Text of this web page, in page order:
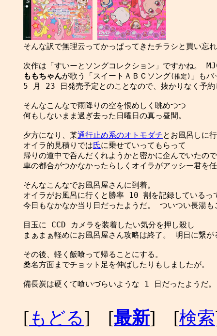
そんな訳で無理云ってかっぱってきたチラシと買い忘
ももちゃんが歌う「スイートＡＢＣソング(推定) 」も
5 月 23 日発売予定とのことなので、抜かりなく予約
そんなこんなで雨降りの空を恨めしく眺めつつ
何もしないまま過ぎ去った日曜日の真っ昼間。
夕方になり、某通行止め系のオトモダチとお風呂しに
オイラ的見積りでは氏に乗せていってもらって
帰りの道中で呑んだくれようかと密かに企んでいたの
車の都合がつかなかったらしくオイラがアッシー君を
そんなこんなでお風呂屋さんに到着。
オイラがお風呂に行くと勝率 10 割を記録しているっ
今日もなかなか当り日だったようだ。 ついつい長湯も
目玉に CCD カメラを装着したい気分を押し殺し
まぁまぁ軽めにお風呂屋さん攻略は終了。 明日に繋が
その後、軽く飯喰って帰ることにする。
桑名方面までチョット足を伸ばしたりもしましたが。
備長炭は硬くて喰いづらいような 1 日だったようだ。
[もどる] [最新] [検索